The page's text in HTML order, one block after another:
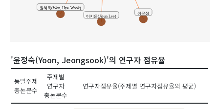
원혜욱(Won, Hye-Wook)
이은정
이지은(Jieun Lee)
'윤정숙(Yoon, Jeongsook)'의 연구자 점유율
동일주제
총논문수
주제별
연구자
총논문수
연구자점유율(주제별 연구자점유율의 평균)